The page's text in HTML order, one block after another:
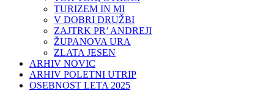
TURIZEM IN MI
V DOBRI DRUŽBI
ZAJTRK PR’ ANDREJI
ŽUPANOVA URA
ZLATA JESEN
ARHIV NOVIC
ARHIV POLETNI UTRIP
OSEBNOST LETA 2025